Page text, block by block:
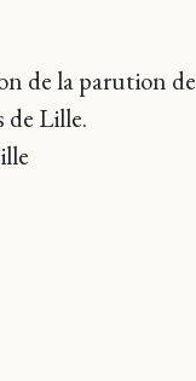
de la parution de
de Lille.